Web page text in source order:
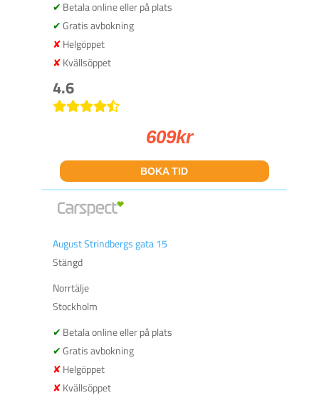
Betala online eller på plats
Gratis avbokning
Helgöppet
Kvällsöppet
4.6
609kr
BOKA TID
August Strindbergs gata 15
Stängd
Norrtälje
Stockholm
Betala online eller på plats
Gratis avbokning
Helgöppet
Kvällsöppet